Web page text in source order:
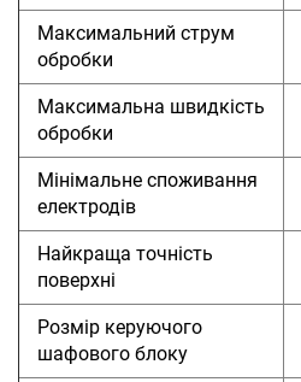
Максимальний струм
обробки
Максимальна швидкість
обробки
Мінімальне споживання
електродів
Найкраща точність
поверхні
Розмір керуючого
шафового блоку